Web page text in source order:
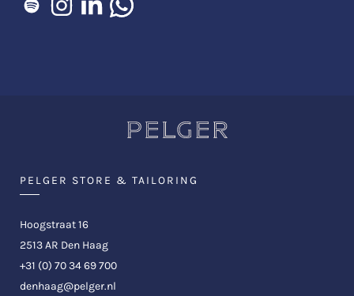
PELGER STORE & TAILORING
Hoogstraat 16
2513 AR Den Haag
+31 (0) 70 34 69 700
denhaag@pelger.nl